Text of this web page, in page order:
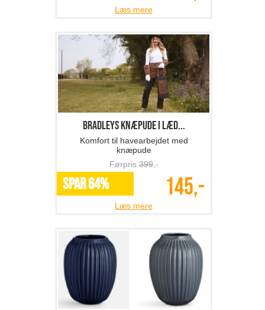
Læs mere
BRADLEYS knæpude i læd...
Komfort til havearbejdet med
knæpude
Førpris399,-
SPAR 64% 145,-
Læs mere